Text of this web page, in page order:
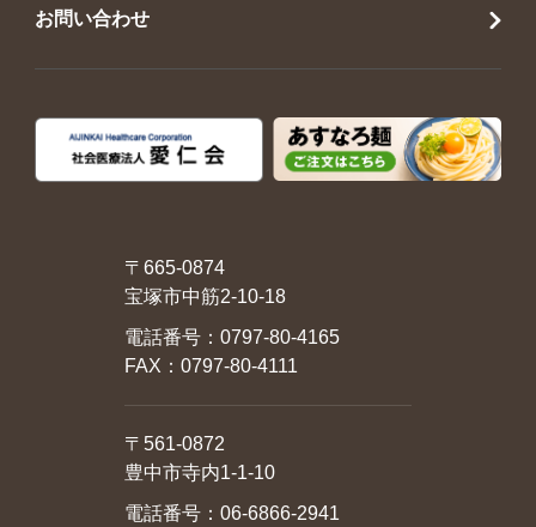
お問い合わせ
〒665-0874
宝塚市中筋2-10-18
電話番号： 0797-80-4165
FAX：0797-80-4111
〒561-0872
豊中市寺内1-1-10
電話番号： 06-6866-2941